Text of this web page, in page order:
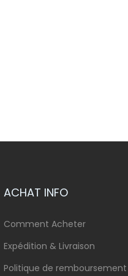
ACHAT INFO
Comment Acheter
Expédition & Livraison
Politique de